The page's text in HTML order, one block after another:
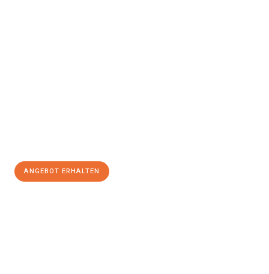
ANGEBOT ERHALTEN